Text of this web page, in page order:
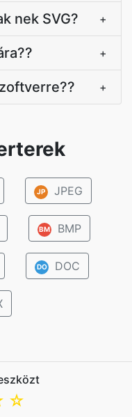
nek SVG? +
+
+
JP JPEG
BM BMP
DO DOC
☆